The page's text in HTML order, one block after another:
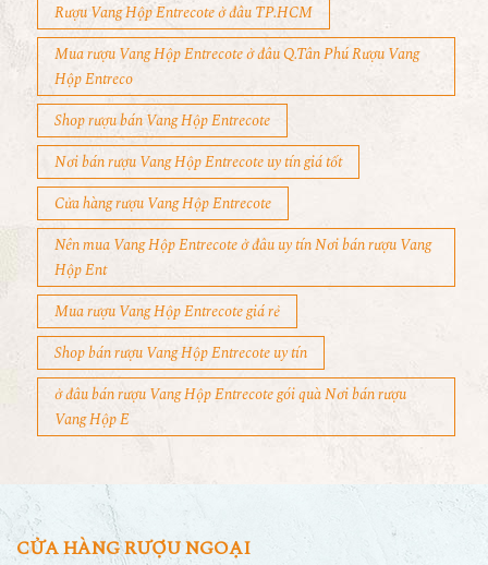
Rượu Vang Hộp Entrecote ở đâu TP.HCM
Mua rượu Vang Hộp Entrecote ở đâu Q.Tân Phú Rượu Vang
Hộp Entreco
Shop rượu bán Vang Hộp Entrecote
Nơi bán rượu Vang Hộp Entrecote uy tín giá tốt
Cửa hàng rượu Vang Hộp Entrecote
Nên mua Vang Hộp Entrecote ở đâu uy tín Nơi bán rượu Vang
Hộp Ent
Mua rượu Vang Hộp Entrecote giá rẻ
Shop bán rượu Vang Hộp Entrecote uy tín
ở đâu bán rượu Vang Hộp Entrecote gói quà Nơi bán rượu
Vang Hộp E
CỬA HÀNG RƯỢU NGOẠI